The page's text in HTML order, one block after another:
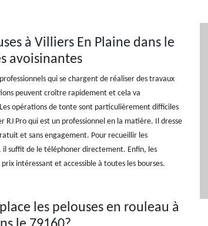
à Villiers En Plaine dans le
avoisinantes
qui se chargent de réaliser des travaux
peuvent croître rapidement et cela va
opérations de tonte sont particulièrement difficiles
Pro qui est un professionnel en la matière. Il dresse
et sans engagement. Pour recueillir les
suffit de le téléphoner directement. Enfin, les
intéressant et accessible à toutes les bourses.
les pelouses en rouleau à